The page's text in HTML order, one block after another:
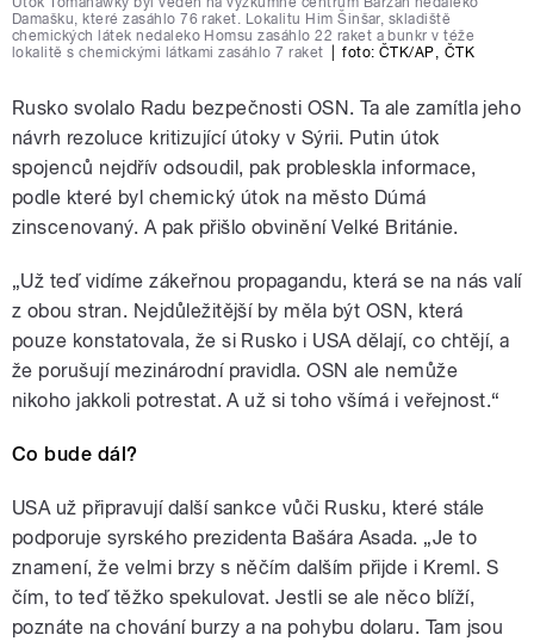
Damašku, které zasáhlo 76 raket. Lokalitu Him Šinšar, skladiště
chemických látek nedaleko Homsu zasáhlo 22 raket a bunkr v téže
lokalitě s chemickými látkami zasáhlo 7 raket
foto: ČTK/AP, ČTK
Rusko svolalo Radu bezpečnosti OSN. Ta ale zamítla jeho
návrh rezoluce kritizující útoky v Sýrii. Putin útok
spojenců nejdřív odsoudil, pak probleskla informace,
podle které byl chemický útok na město Dúmá
zinscenovaný. A pak přišlo obvinění Velké Británie.
„Už teď vidíme zákeřnou propagandu, která se na nás valí
z obou stran. Nejdůležitější by měla být OSN, která
pouze konstatovala, že si Rusko i USA dělají, co chtějí, a
že porušují mezinárodní pravidla. OSN ale nemůže
nikoho jakkoli potrestat. A už si toho všímá i veřejnost.“
Co bude dál?
USA už připravují další sankce vůči Rusku, které stále
podporuje syrského prezidenta Bašára Asada. „Je to
znamení, že velmi brzy s něčím dalším přijde i Kreml. S
čím, to teď těžko spekulovat. Jestli se ale něco blíží,
poznáte na chování burzy a na pohybu dolaru. Tam jsou